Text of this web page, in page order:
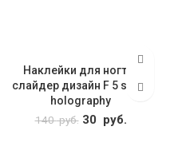
Наклейки для ногтей
слайдер дизайн F 5 silver
holography
140руб. Первоначальная
30 руб.